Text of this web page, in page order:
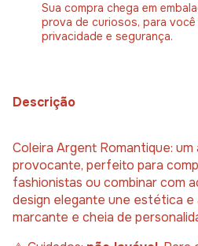
Sua compra chega em
prova de curiosos, para
privacidade e segurança.
Descrição
Coleira Argent Romantique:
provocante, perfeito para
fashionistas ou combinar com
design elegante une estética e
marcante e cheia de